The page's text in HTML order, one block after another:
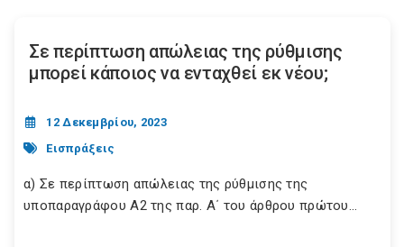
Σε περίπτωση απώλειας της ρύθμισης
μπορεί κάποιος να ενταχθεί εκ νέου;
12 Δεκεμβρίου, 2023
Εισπράξεις
α) Σε περίπτωση απώλειας της ρύθμισης της
υποπαραγράφου Α2 της παρ. Α΄ του άρθρου πρώτου...